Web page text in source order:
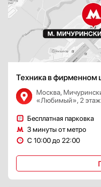
Техника в фирменном
Москва,
«Любимый», 2 этаж
Бесплатная парковка
3 минуты от метро
С 10:00 до 22:00